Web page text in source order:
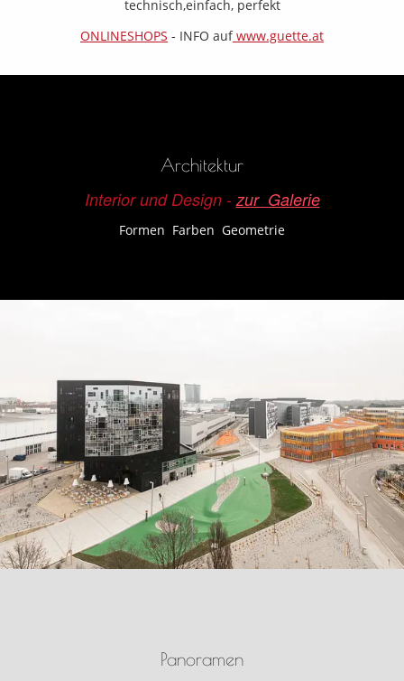
technisch,einfach, perfekt
ONLINESHOPS - INFO aufwww.guette.at
Architektur
Interior und Design - zur Galerie
Formen Farben Geometrie
Panoramen